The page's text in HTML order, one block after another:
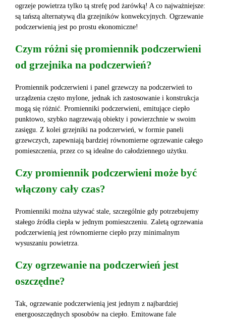
ogrzeje powietrza tylko tą strefę pod żarówką! A co najważniejsze:
są tańszą alternatywą dla grzejników konwekcyjnych. Ogrzewanie
podczerwienią jest po prostu ekonomiczne!
Czym różni się promiennik podczerwieni
od grzejnika na podczerwień?
Promiennik podczerwieni i panel grzewczy na podczerwień to
urządzenia często mylone, jednak ich zastosowanie i konstrukcja
mogą się różnić. Promienniki podczerwieni, emitujące ciepło
punktowo, szybko nagrzewają obiekty i powierzchnie w swoim
zasięgu. Z kolei grzejniki na podczerwień, w formie paneli
grzewczych, zapewniają bardziej równomierne ogrzewanie całego
pomieszczenia, przez co są idealne do całodziennego użytku.
Czy promiennik podczerwieni może być
włączony cały czas?
Promienniki można używać stale, szczególnie gdy potrzebujemy
stałego źródła ciepła w jednym pomieszczeniu. Zaletą ogrzewania
podczerwienią jest równomierne ciepło przy minimalnym
wysuszaniu powietrza.
Czy ogrzewanie na podczerwień jest
oszczędne?
Tak, ogrzewanie podczerwienią jest jednym z najbardziej
energooszczędnych sposobów na ciepło. Emitowane fale